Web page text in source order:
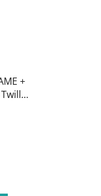
+
Twillic